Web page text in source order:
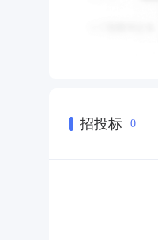
招投标 0